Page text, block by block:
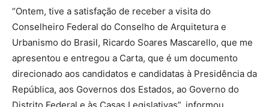
“Ontem, tive a satisfação de receber a visita do
Conselheiro Federal do Conselho de Arquitetura e
Urbanismo do Brasil, Ricardo Soares Mascarello, que me
apresentou e entregou a Carta, que é um documento
direcionado aos candidatos e candidatas à Presidência da
República, aos Governos dos Estados, ao Governo do